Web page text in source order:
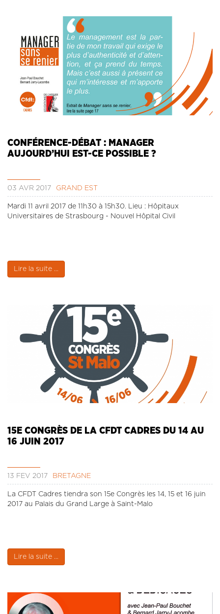
CONFÉRENCE-DÉBAT : MANAGER
AUJOURD’HUI EST-CE POSSIBLE ?
03 AVR 2017 GRAND EST
Mardi 11 avril 2017 de 11h30 à 15h30. Lieu : Hôpitaux
Universitaires de Strasbourg - Nouvel Hôpital Civil
Lire la suite ...
15E CONGRÈS DE LA CFDT CADRES DU 14 AU
16 JUIN 2017
13 FÉV 2017 BRETAGNE
La CFDT Cadres tiendra son 15e Congrès les 14, 15 et 16 juin
2017 au Palais du Grand Large à Saint-Malo
Lire la suite ...